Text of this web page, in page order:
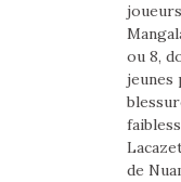
ou 8,
jeunes
de